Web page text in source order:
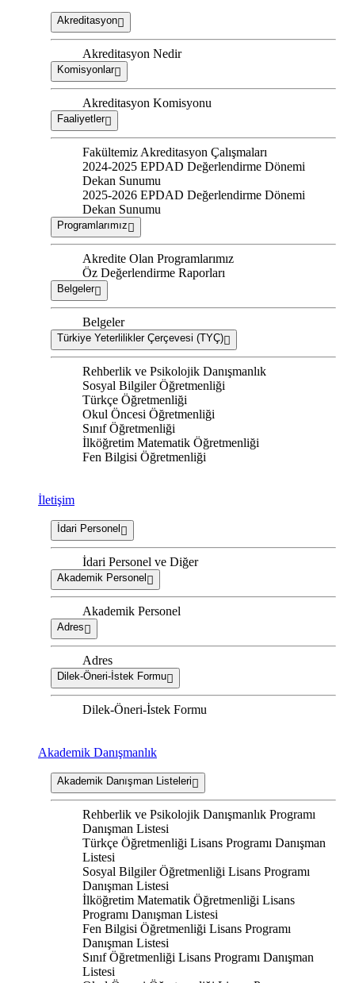
Akreditasyon
Akreditasyon Nedir
Komisyonlar
Akreditasyon Komisyonu
Faaliyetler
Fakültemiz Akreditasyon Çalışmaları
2024-2025 EPDAD Değerlendirme Dönemi
Dekan Sunumu
2025-2026 EPDAD Değerlendirme Dönemi
Dekan Sunumu
Programlarımız
Akredite Olan Programlarımız
Öz Değerlendirme Raporları
Belgeler
Belgeler
Türkiye Yeterlilikler Çerçevesi (TYÇ)
Rehberlik ve Psikolojik Danışmanlık
Sosyal Bilgiler Öğretmenliği
Türkçe Öğretmenliği
Okul Öncesi Öğretmenliği
Sınıf Öğretmenliği
İlköğretim Matematik Öğretmenliği
Fen Bilgisi Öğretmenliği
İletişim
İdari Personel
İdari Personel ve Diğer
Akademik Personel
Akademik Personel
Adres
Adres
Dilek-Öneri-İstek Formu
Dilek-Öneri-İstek Formu
Akademik Danışmanlık
Akademik Danışman Listeleri
Rehberlik ve Psikolojik Danışmanlık Programı
Danışman Listesi
Türkçe Öğretmenliği Lisans Programı Danışman
Listesi
Sosyal Bilgiler Öğretmenliği Lisans Programı
Danışman Listesi
İlköğretim Matematik Öğretmenliği Lisans
Programı Danışman Listesi
Fen Bilgisi Öğretmenliği Lisans Programı
Danışman Listesi
Sınıf Öğretmenliği Lisans Programı Danışman
Listesi